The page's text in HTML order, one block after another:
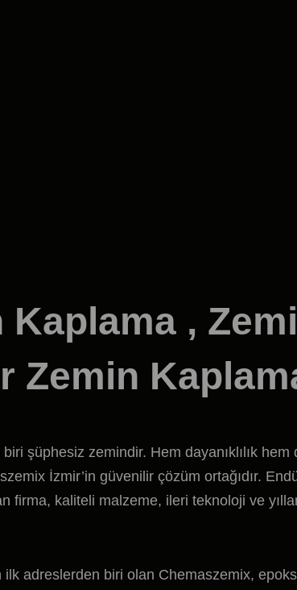
,
Zemin
şüphesiz zemindir. Hem dayanıklılık
İzmir’in güvenilir çözüm ortağıdır.
firma, kaliteli malzeme, ileri teknoloji ve
adreslerden biri olan Chemaszemix,